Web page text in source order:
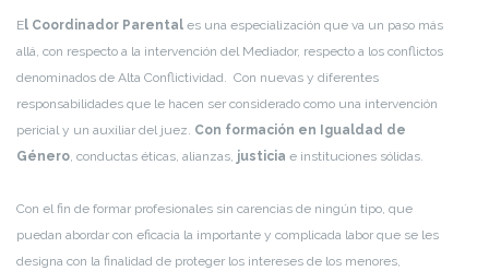
El Coordinador Parental es una especialización que va un paso más
allá, con respecto a la intervención del Mediador, respecto a los conflictos
denominados de Alta Conflictividad. Con nuevas y diferentes
responsabilidades que le hacen ser considerado como una intervención
pericial y un auxiliar del juez. Con formación en
Igualdad de
Género, conductas éticas, alianzas, justicia e instituciones sólidas.
Con el fin de formar profesionales sin carencias de ningún tipo, que
puedan abordar con eficacia la importante y complicada labor que se les
designa con la finalidad de proteger los intereses de los menores,